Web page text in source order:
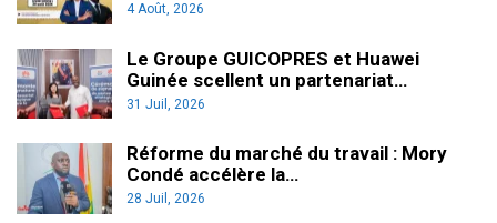
4 Août, 2026
Le Groupe GUICOPRES et Huawei
Guinée scellent un partenariat…
31 Juil, 2026
Réforme du marché du travail : Mory
Condé accélère la…
28 Juil, 2026